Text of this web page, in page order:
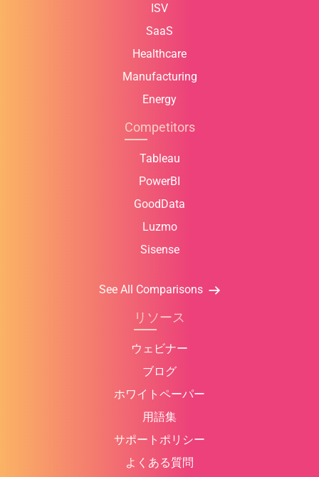
ISV
SaaS
Healthcare
Manufacturing
Energy
Competitors
Tableau
PowerBI
GoodData
Luzmo
Sisense
See All Comparisons
リソース
ウェビナー
ブログ
ホワイトペーパー
用語集
サポートポリシー
よくある質問